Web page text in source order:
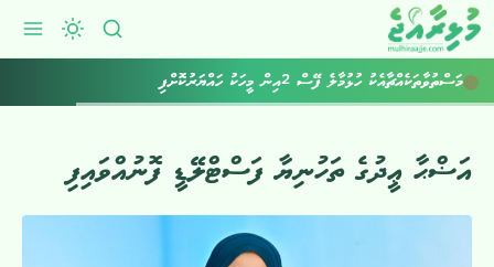
މަސްތުވާތަކެއްޗާއެކު ހުޅުމާލެ ފޭސް 2އިން މީހަކު ހައްޔަރުކޮށްފި
އަޟްޙާ ޢީދުގެ ތަހުނިޔާ ފަސްޓްލޭޑީ ފޮނުއްވައިފި